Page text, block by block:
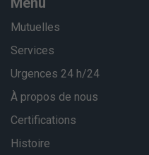
Mutuelles
Services
Urgences 24 h/24
À propos de nous
Certifications
Histoire